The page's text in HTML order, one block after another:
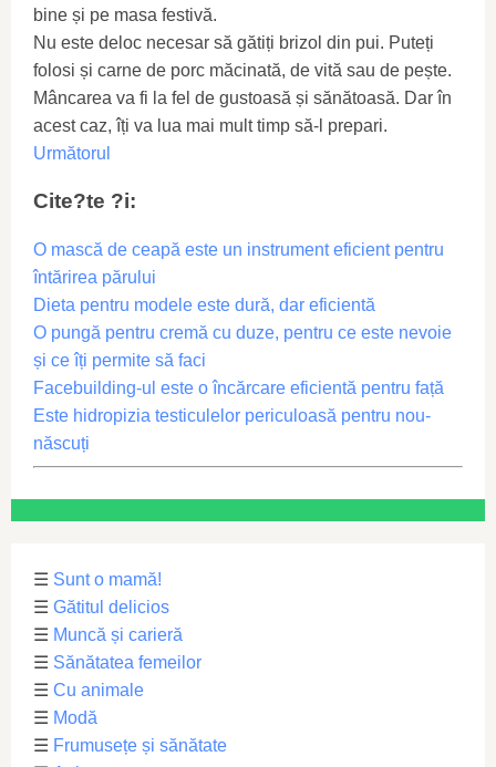
bine și pe masa festivă.
Nu este deloc necesar să gătiți brizol din pui. Puteți
folosi și carne de porc măcinată, de vită sau de pește.
Mâncarea va fi la fel de gustoasă și sănătoasă. Dar în
acest caz, îți va lua mai mult timp să-l prepari.
Următorul
Cite?te ?i:
O mască de ceapă este un instrument eficient pentru
întărirea părului
Dieta pentru modele este dură, dar eficientă
O pungă pentru cremă cu duze, pentru ce este nevoie
și ce îți permite să faci
Facebuilding-ul este o încărcare eficientă pentru față
Este hidropizia testiculelor periculoasă pentru nou-
născuți
☰ Sunt o mamă!
☰ Gătitul delicios
☰ Muncă și carieră
☰ Sănătatea femeilor
☰ Cu animale
☰ Modă
☰ Frumusețe și sănătate